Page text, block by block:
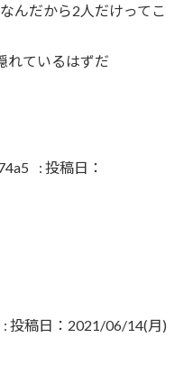
んだから2人だけってこ
れているはずだ
: 投稿日：
: 投稿日：2021/06/14(月)